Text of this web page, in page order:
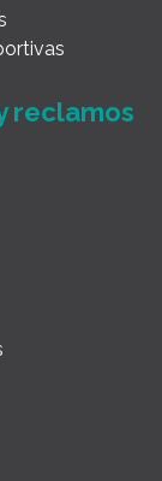
reclamos